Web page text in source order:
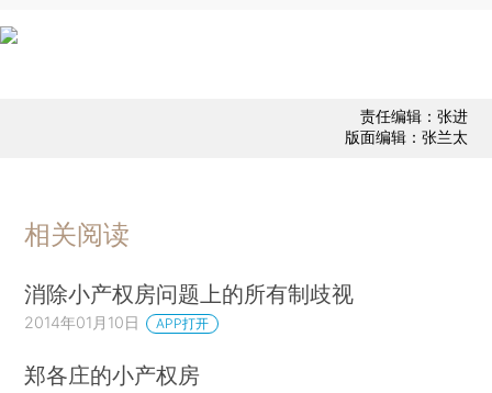
责任编辑：张进
版面编辑：张兰太
相关阅读
消除小产权房问题上的所有制歧视
2014年01月10日 APP打开
郑各庄的小产权房